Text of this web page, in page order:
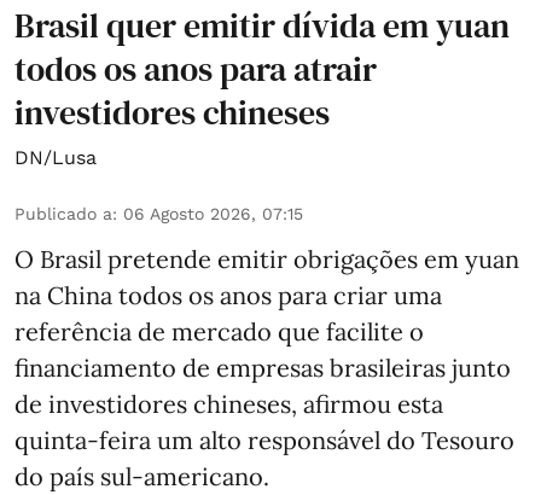
Brasil quer emitir dívida em yuan
todos os anos para atrair
investidores chineses
DN/Lusa
Publicado a: 06 Agosto 2026, 07:15
O Brasil pretende emitir obrigações em yuan
na China todos os anos para criar uma
referência de mercado que facilite o
financiamento de empresas brasileiras junto
de investidores chineses, afirmou esta
quinta-feira um alto responsável do Tesouro
do país sul-americano.